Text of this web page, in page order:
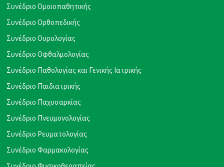
Συνέδριο Ομοιοπαθητικής
Συνέδριο Ορθοπεδικής
Συνέδριο Ουρολογίας
Συνέδριο Οφθαλμολογίας
Συνέδριο Παθολογίας και Γενικής Ιατρικής
Συνέδριο Παιδιατρικής
Συνέδριο Παχυσαρκίας
Συνέδριο Πνευμονολογίας
Συνέδριο Ρευματολογίας
Συνέδριο Φαρμακολογίας